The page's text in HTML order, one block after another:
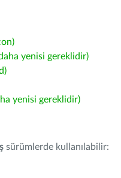
yenisi gereklidir)
yenisi gereklidir)
sürümlerde kullanılabilir: